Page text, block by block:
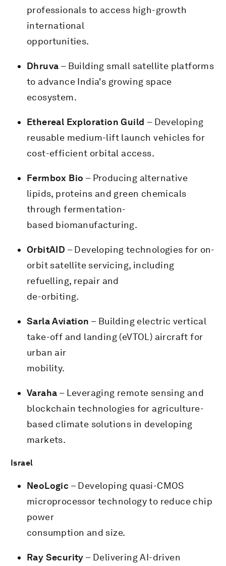
professionals to access high-growth
international
opportunities.
Dhruva – Building small satellite platforms
to advance India's growing space
ecosystem.
Ethereal Exploration Guild – Developing
reusable medium-lift launch vehicles for
cost-efficient orbital access.
Fermbox Bio – Producing alternative
lipids, proteins and green chemicals
through fermentation-
based biomanufacturing.
OrbitAID – Developing technologies for on-
orbit satellite servicing, including
refuelling, repair and
de-orbiting.
Sarla Aviation – Building electric vertical
take-off and landing (eVTOL) aircraft for
urban air
mobility.
Varaha – Leveraging remote sensing and
blockchain technologies for agriculture-
based climate solutions in developing
markets.
Israel
NeoLogic – Developing quasi-CMOS
microprocessor technology to reduce chip
power
consumption and size.
Ray Security – Delivering AI-driven